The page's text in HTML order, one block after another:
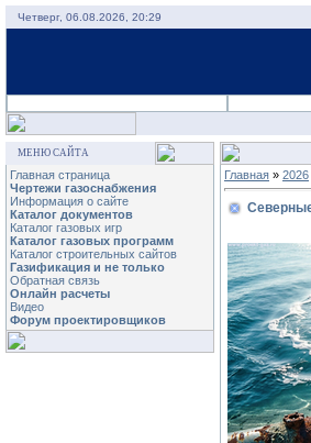
Четверг, 06.08.2026, 20:29
МЕНЮ САЙТА
Главная страница
Чертежи газоснабжения
Информация о сайте
Каталог документов
Каталог газовых игр
Каталог газовых программ
Каталог строительных сайтов
Газификация и не только
Обратная связь
Онлайн расчеты
Видео
Форум проектировщиков
Главная » 2026